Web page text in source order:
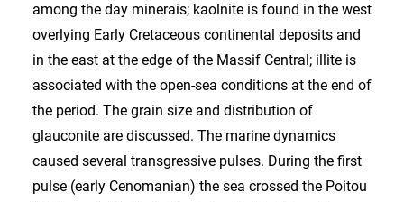
among the day minerais; kaolnite is found in the west
overlying Early Cretaceous continental deposits and
in the east at the edge of the Massif Central; illite is
associated with the open-sea conditions at the end of
the period. The grain size and distribution of
glauconite are discussed. The marine dynamics
caused several transgressive pulses. During the first
pulse (early Cenomanian) the sea crossed the Poitou